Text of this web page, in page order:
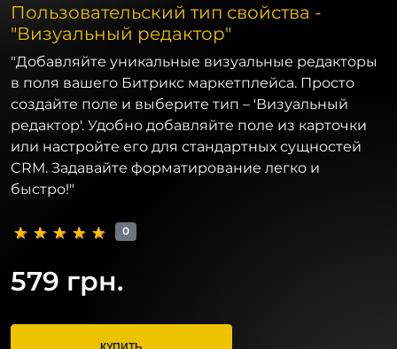
Пользовательский тип свойства -
"Визуальный редактор"
"Добавляйте уникальные визуальные редакторы
в поля вашего Битрикс маркетплейса. Просто
создайте поле и выберите тип – 'Визуальный
редактор'. Удобно добавляйте поле из карточки
или настройте его для стандартных сущностей
CRM. Задавайте форматирование легко и
быстро!"
0
579 грн.